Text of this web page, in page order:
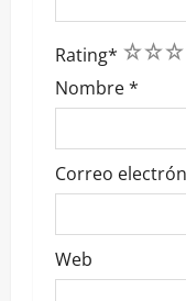
Rating* 4
3
2
1
Nombre*
Correo
Web